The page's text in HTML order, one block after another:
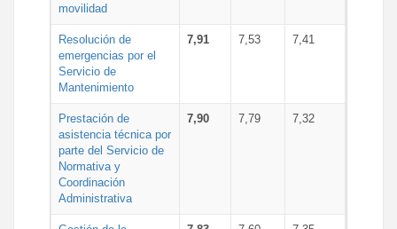
movilidad
Resolución de
emergencias por el
Servicio de
Mantenimiento
7,91 7,53 7,41
Prestación de
asistencia técnica por
parte del Servicio de
Normativa y
Coordinación
Administrativa
7,90 7,79 7,32